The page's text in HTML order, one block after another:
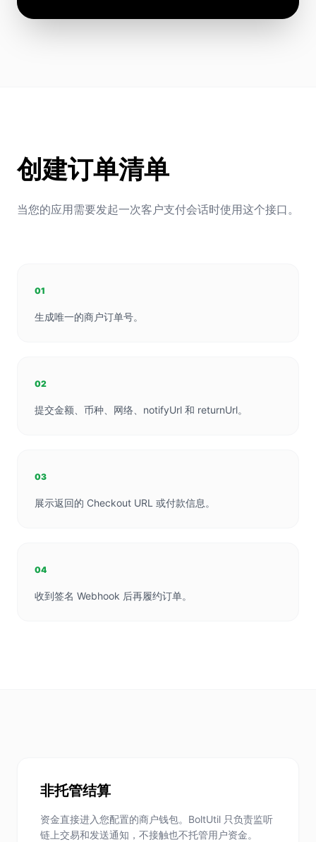
创建订单清单
当您的应用需要发起一次客户支付会话时使用这个接口。
01
生成唯一的商户订单号。
02
提交金额、币种、网络、notifyUrl 和 returnUrl。
03
展示返回的 Checkout URL 或付款信息。
04
收到签名 Webhook 后再履约订单。
非托管结算
资金直接进入您配置的商户钱包。BoltUtil 只负责监听
链上交易和发送通知，不接触也不托管用户资金。